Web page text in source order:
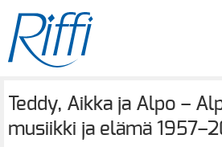
Teddy, Aikka ja Alpo –
musiikki ja elämä